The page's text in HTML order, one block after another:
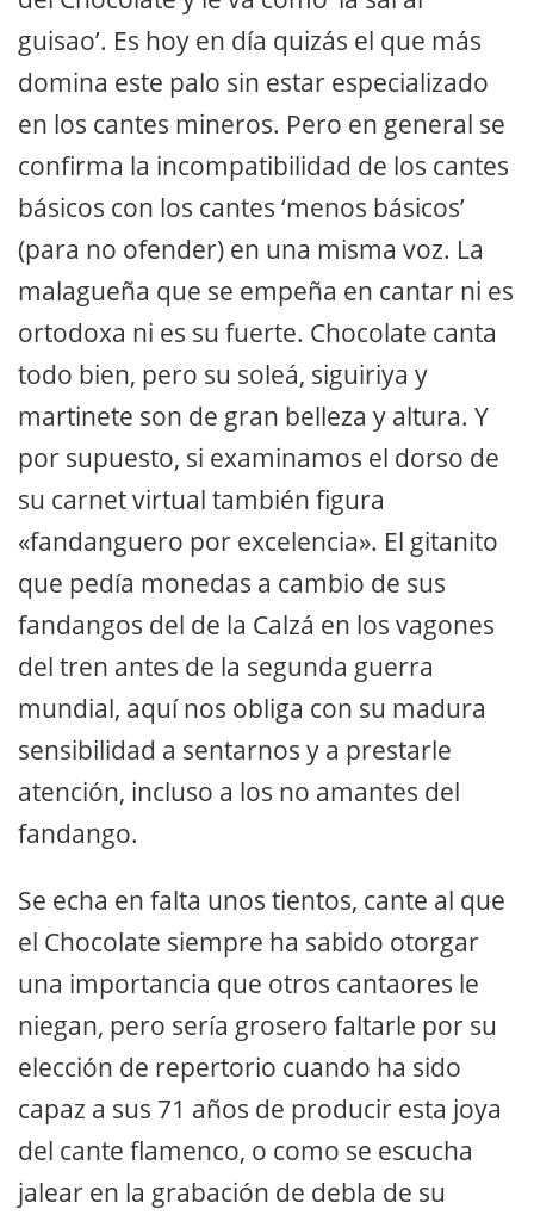
guisao’. Es hoy en día quizás el que más
domina este palo sin estar especializado
en los cantes mineros. Pero en general se
confirma la incompatibilidad de los cantes
básicos con los cantes ‘menos básicos’
(para no ofender) en una misma voz. La
malagueña que se empeña en cantar ni es
ortodoxa ni es su fuerte. Chocolate canta
todo bien, pero su soleá, siguiriya y
martinete son de gran belleza y altura. Y
por supuesto, si examinamos el dorso de
su carnet virtual también figura
«fandanguero por excelencia». El gitanito
que pedía monedas a cambio de sus
fandangos del de la Calzá en los vagones
del tren antes de la segunda guerra
mundial, aquí nos obliga con su madura
sensibilidad a sentarnos y a prestarle
atención, incluso a los no amantes del
fandango.
Se echa en falta unos tientos, cante al que
el Chocolate siempre ha sabido otorgar
una importancia que otros cantaores le
niegan, pero sería grosero faltarle por su
elección de repertorio cuando ha sido
capaz a sus 71 años de producir esta joya
del cante flamenco, o como se escucha
jalear en la grabación de debla de su